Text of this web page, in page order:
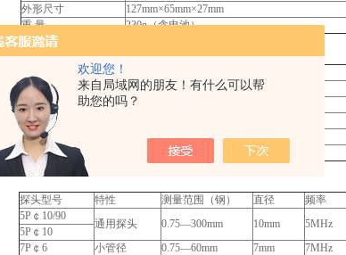
欢迎您！
来自局域网的朋友！有什么可以帮
助您的吗？
外形尺寸
127mm×65mm×27mm
重 量
230g（含电池）
主机
1台
探头
电池
耦合剂
1瓶
随机文件
1套
探头型号 特性 测量范围（钢） 直径
频率
5P￠10/90
通用探头 0.75—300mm 10mm 5MHz
5P￠10
7P￠6
小管径 0.75—60mm 7mm
7MHz